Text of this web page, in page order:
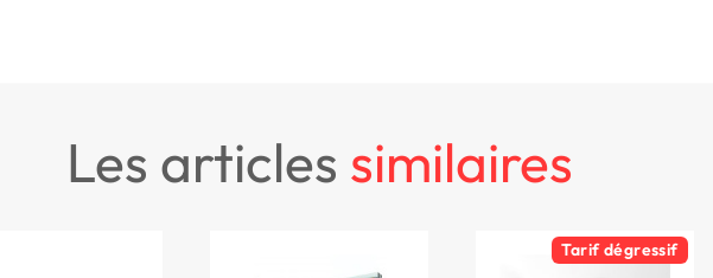
les articles similaires
Tarif dégressif